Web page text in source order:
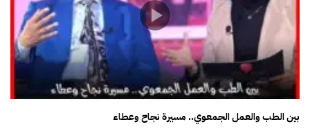
بين الطب والعمل الجمعوي.. مسيرة نجاح وعطاء